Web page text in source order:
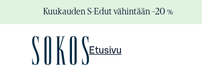
Kuukauden S-Edut vähintään –20 %
Etusivu